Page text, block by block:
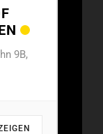
9B,